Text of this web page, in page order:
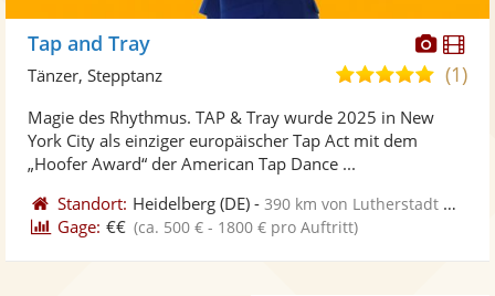
Tap and Tray
5,0(1)
Tänzer, Stepptanz
Magie des Rhythmus. TAP & Tray wurde 2025 in New
York City als einziger europäischer Tap Act mit dem
„Hoofer Award“ der American Tap Dance ...
Standort: Heidelberg (DE) -390 km von Lutherstadt Wittenberg
Gage: €€ (ca. 500 € - 1800 € pro Auftritt)